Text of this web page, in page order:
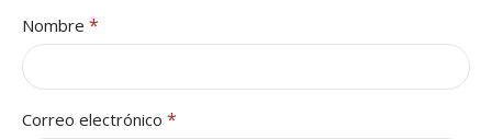
Nombre *
Correo electrónico *